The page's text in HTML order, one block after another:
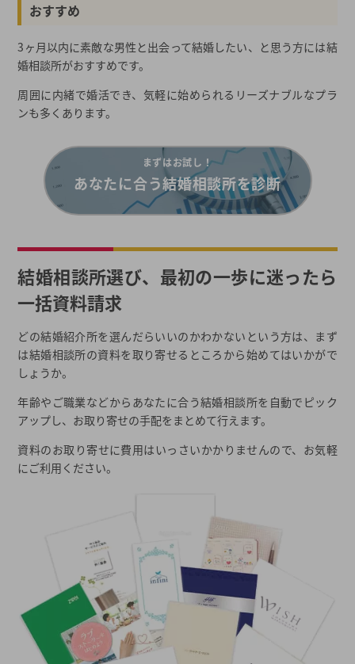
おすすめ
3ヶ月以内に素敵な男性と出会って結婚したい、と思う方には結
婚相談所がおすすめです。
周囲に内緒で婚活でき、気軽に始められるリーズナブルなプラ
ンも多くあります。
まずはお試し！
あなたに合う結婚相談所を診断
結婚相談所選び、最初の一歩に迷ったら
一括資料請求
どの結婚紹介所を選んだらいいのかわかないという方は、まず
は結婚相談所の資料を取り寄せるところから始めてはいかがで
しょうか。
年齢やご職業などからあなたに合う結婚相談所を自動でピック
アップし、お取り寄せの手配をまとめて行えます。
資料のお取り寄せに費用はいっさいかかりませんので、お気軽
にご利用ください。